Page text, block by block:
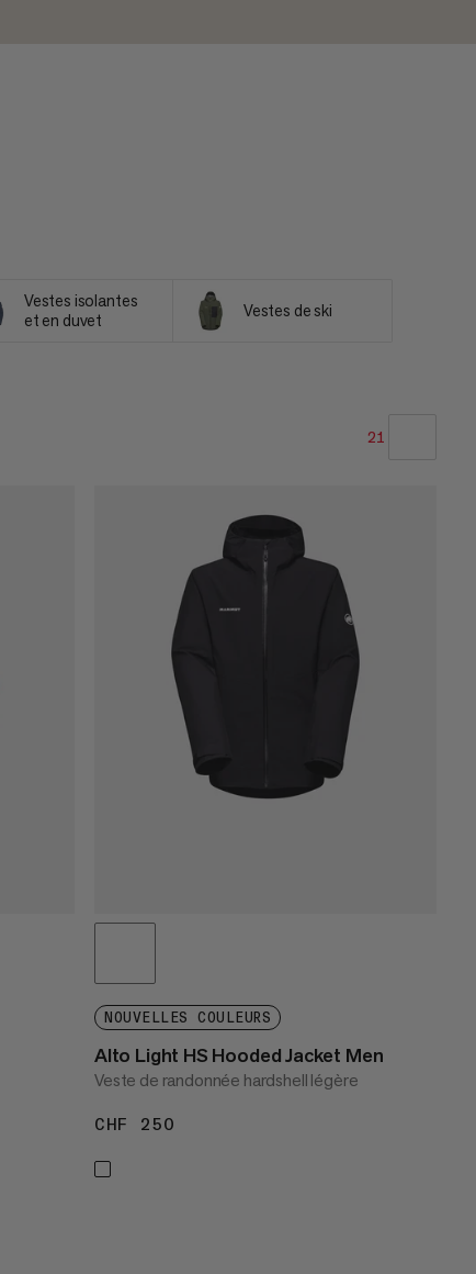
Vestes isolantes
et en duvet
Vestes de ski
21
PRIX CROISSANT
PRIX DÉCROISSANT
NOUVEAUTÉS
ÉVALUATION
NOUVELLES COULEURS
Alto Light HS Hooded Jacket Men
Veste de randonnée hardshell légère
CHF 250